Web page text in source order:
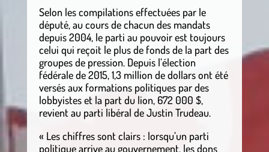
Selon les compilations effectuées par le
député, au cours de chacun des mandats
depuis 2004, le parti au pouvoir est toujours
celui qui reçoit le plus de fonds de la part des
groupes de pression. Depuis l’élection
fédérale de 2015, 1,3 million de dollars ont été
versés aux formations politiques par des
lobbyistes et la part du lion, 672 000 $,
revient au parti libéral de Justin Trudeau.
« Les chiffres sont clairs : lorsqu’un parti
politique arrive au gouvernement, les dons